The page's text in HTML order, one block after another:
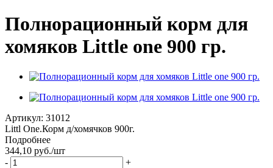
Полнорационный корм для
хомяков Little one 900 гр.
Артикул: 31012
Littl One.Корм д/хомячков 900г.
Подробнее
344,10 руб./шт
-
+